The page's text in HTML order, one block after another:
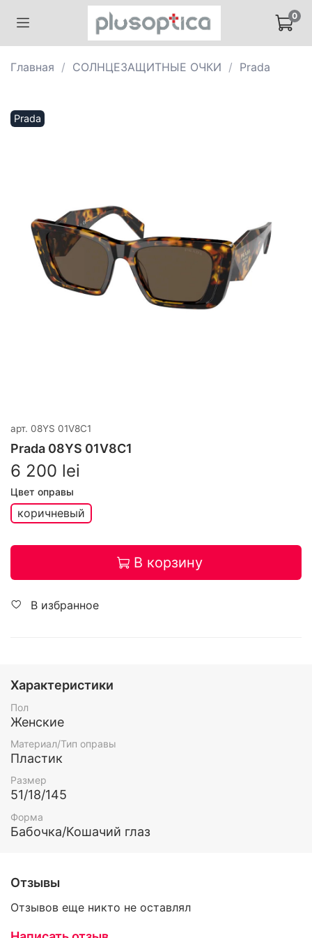
0
Главная СОЛНЦЕЗАЩИТНЫЕ ОЧКИ Prada
Prada
арт. 08YS 01V8C1
Prada 08YS 01V8C1
6 200 lei
Цвет оправы
коричневый
В корзину
В избранное
Характеристики
Пол
Женские
Материал/Тип оправы
Пластик
Размер
51/18/145
Форма
Бабочка/Кошачий глаз
Отзывы
Отзывов еще никто не оставлял